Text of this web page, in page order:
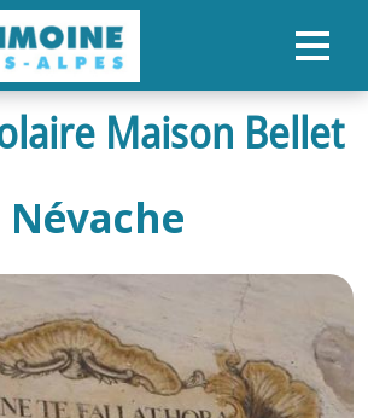
Maison Bellet
Névache